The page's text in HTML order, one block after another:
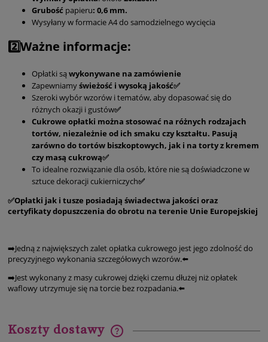
Grubość papieru: 0,6 mm.
Wysyłany w formacie A4 do samodzielnego wycięcia
2️⃣Ważne informacje:
Opłatki są wykonywane na zamówienie
Zapewniamyświeżość i wysoką jakość✅
Szeroki wybór wzorów i tematów, aby dopasować się do
różnych okazji i gustów✅
Cukrowe opłatki można stosować na różnych rodzajach
tortów, niezależnie od ich smaku czy kształtu. Pasują
zarówno do tortów biszkoptowych, jak i na torty z kremem
czy masą cukrową✅
To idealne rozwiązanie dla osób, które nie są doświadczone w
sztuce dekoracji cukierniczych✅
✅Opłatki jak i tusze posiadają świadectwa jakości oraz
certyfikaty dopuszczenia do obrotu na terenie Unie Europejskiej
➡️Jedną z największych zalet opłatka cukrowego jest jego zdolność do
precyzyjnego wykonania szczegółowych wzorów.⬅️
➡️Jest wykonany z masy cukrowej dzięki czemu dłużej niż opłatek
waflowy utrzymuje się na torcie bez rozpadania.⬅️
Koszty dostawy